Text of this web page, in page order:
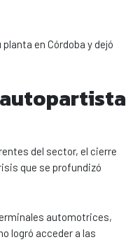
en Córdoba y dejó
del sector, el cierre
que se profundizó
automotrices,
logró acceder a las